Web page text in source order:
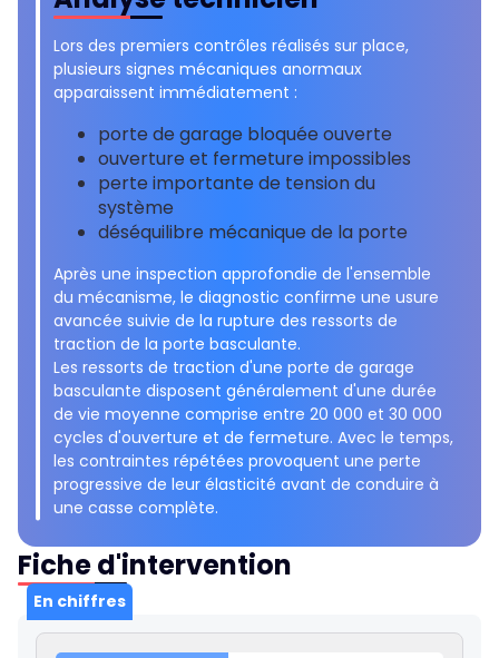
Lors des premiers contrôles réalisés sur place,
plusieurs signes mécaniques anormaux
apparaissent immédiatement :
porte de garage bloquée ouverte
ouverture et fermeture impossibles
perte importante de tension du
système
déséquilibre mécanique de la porte
Après une inspection approfondie de l'ensemble
du mécanisme, le diagnostic confirme une usure
avancée suivie de la rupture des ressorts de
traction de la porte basculante.
Les ressorts de traction d'une porte de garage
basculante disposent généralement d'une durée
de vie moyenne comprise entre 20 000 et 30 000
cycles d'ouverture et de fermeture. Avec le temps,
les contraintes répétées provoquent une perte
progressive de leur élasticité avant de conduire à
une casse complète.
Fiche d'intervention
En chiffres